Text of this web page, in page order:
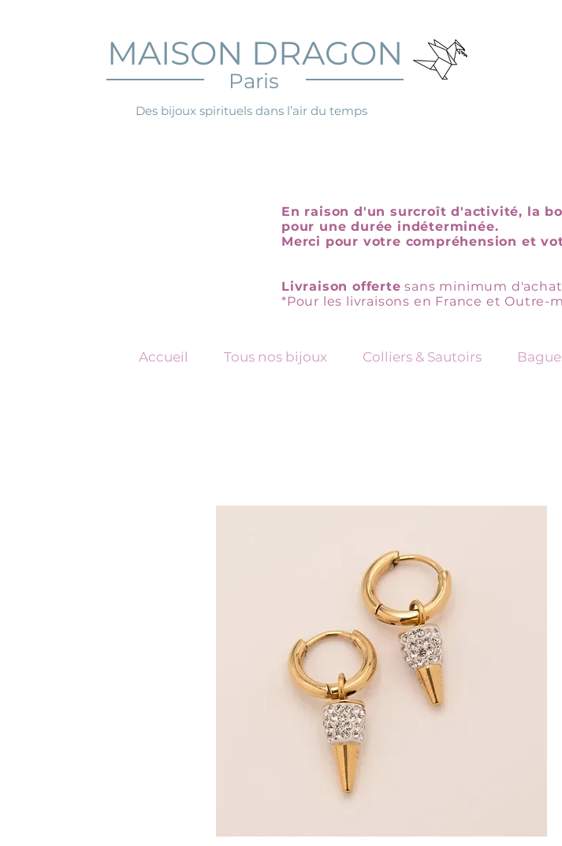
Paris
MAISON DRAGON
Des bijoux spirituels dans l’air du temps
En raison d'un surcroît d'activité, la
pour une durée indéterminée.
Merci pour votre compréhension et
Livraison offerte sans minimum
*Pour les livraisons en France et Outre-
Accueil Tous nos bijoux Colliers & Sautoirs